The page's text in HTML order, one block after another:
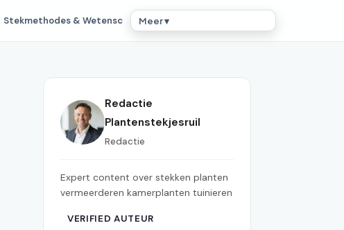
Stekmethodes & Wetensc Meer ▾
Redactie
Plantenstekjesruil
Redactie
Expert content over stekken planten
vermeerderen kamerplanten tuinieren
VERIFIED AUTEUR